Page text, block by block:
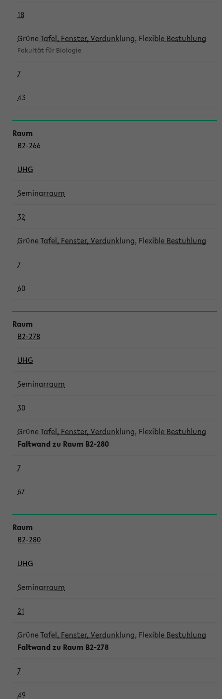
18
Grüne Tafel, Fenster, Verdunklung, Flexible Bestuhlung
Fakultät für Biologie
7
43
B2-266
UHG
Seminarraum
32
Grüne Tafel, Fenster, Verdunklung, Flexible Bestuhlung
7
60
B2-278
UHG
Seminarraum
30
Grüne Tafel, Fenster, Verdunklung, Flexible Bestuhlung
Faltwand zu Raum B2-280
7
67
B2-280
UHG
Seminarraum
21
Grüne Tafel, Fenster, Verdunklung, Flexible Bestuhlung
Faltwand zu Raum B2-278
7
49